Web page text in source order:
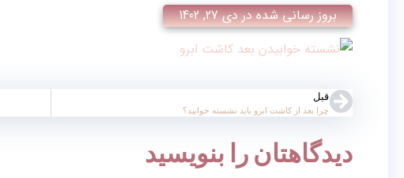
بروز رسانی شده دردی 27, 1402
قبل
چرا بعد از کاشت ابرو باید نشسته خوابید؟
دیدگاهتان را بنویسید